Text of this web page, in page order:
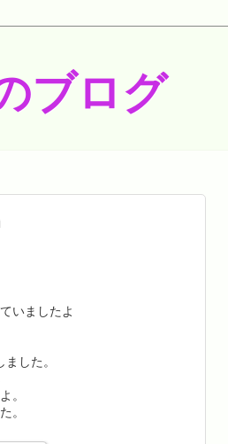
ブログ
いましたよ
した。
。
。